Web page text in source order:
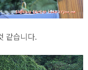
같습니다.